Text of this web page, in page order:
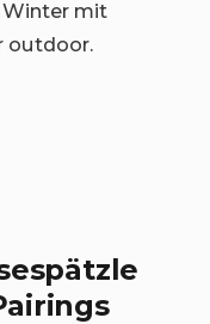
Winter mit
outdoor.